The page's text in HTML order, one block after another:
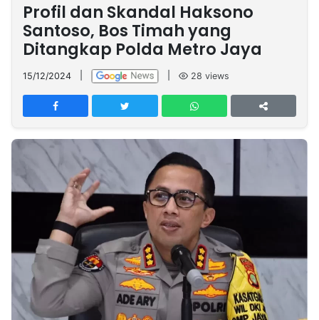
Nasional
International
Olahraga
Entertainment
Daerah
Pariwisata
Kuliner
Kolom
Network
PT
TREETAN
INDONESIA
Partner
Rakyat
Notice
Dinamikapost.com
Seedbacklink
Follow
Kabarbaru
Profil dan Skandal Haksono
Santoso, Bos Timah yang
Ditangkap Polda Metro Jaya
15/12/2024 28 views